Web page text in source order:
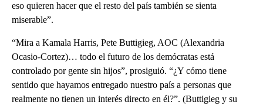
eso quieren hacer que el resto del país también se sienta
miserable”.
“Mira a Kamala Harris, Pete Buttigieg, AOC (Alexandria
Ocasio-Cortez)… todo el futuro de los demócratas está
controlado por gente sin hijos”, prosiguió. “¿Y cómo tiene
sentido que hayamos entregado nuestro país a personas que
realmente no tienen un interés directo en él?”. (Buttigieg y su